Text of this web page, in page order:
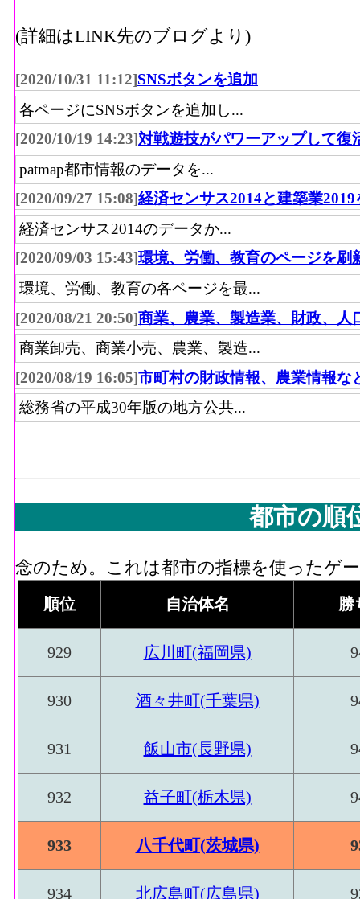
(詳細はLINK先のブログより)
[2020/10/31 11:12]SNSボタンを追加
各ページにSNSボタンを追加し...
[2020/10/19 14:23]対戦遊技がパワーアップして復
patmap都市情報のデータを...
[2020/09/27 15:08]経済センサス2014と建築業2019
経済センサス2014のデータか...
[2020/09/03 15:43]環境、労働、教育のページを刷
環境、労働、教育の各ページを最...
[2020/08/21 20:50]商業、農業、製造業、財政、人
商業卸売、商業小売、農業、製造...
[2020/08/19 16:05]市町村の財政情報、農業情報な
総務省の平成30年版の地方公共...
都市の順
念のため。これは都市の指標を使ったゲ
順位 自治体名 勝
929 広川町(福岡県)
930 酒々井町(千葉県)
931 飯山市(長野県)
932 益子町(栃木県)
933 八千代町(茨城県)
934 北広島町(広島県)